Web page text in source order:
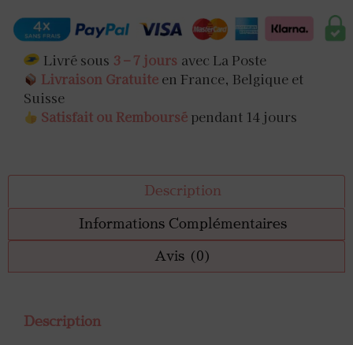
Livré sous 3 – 7 jours avec La Poste
Livraison Gratuite en France, Belgique et
Suisse
Satisfait ou Remboursé pendant 14 jours
Description
Informations Complémentaires
Avis (0)
Description